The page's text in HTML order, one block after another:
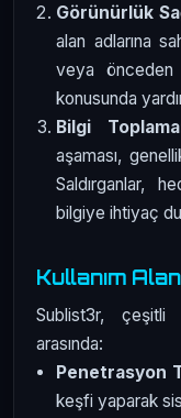
Görünürlük
alan adlarına
veya önceden
konusunda
Bilgi
aşaması,
Saldırganlar,
bilgiye ihtiyaç
Kullanım
Sublist3r, çeşitli
arasında:
Penetrasyon
keşfi yaparak